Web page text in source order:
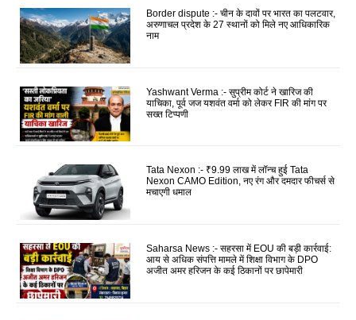
Border dispute :- चीन के दावों पर भारत का पलटवार,
अरुणाचल प्रदेश के 27 स्थानों को मिले नए आधिकारिक
नाम
Yashwant Verma :- सुप्रीम कोर्ट ने खारिज की
याचिका, पूर्व जज यशवंत वर्मा को लेकर FIR की मांग पर
सख्त टिप्पणी
Tata Nexon :- ₹9.99 लाख में लॉन्च हुई Tata
Nexon CAMO Edition, नए रंग और दमदार फीचर्स से
मचाएगी धमाल
Saharsa News :- सहरसा में EOU की बड़ी कार्रवाई:
आय से अधिक संपत्ति मामले में शिक्षा विभाग के DPO
अजीत अमर हरिजन के कई ठिकानों पर छापेमारी